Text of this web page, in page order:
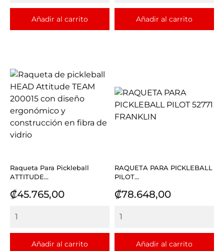
Añadir al carrito Añadir al carrito
Raqueta Para Pickleball
ATTITUDE...
Precio
₡45.765,00
Añadir al carrito
RAQUETA PARA PICKLEBALL
PILOT...
Precio
₡78.648,00
Añadir al carrito